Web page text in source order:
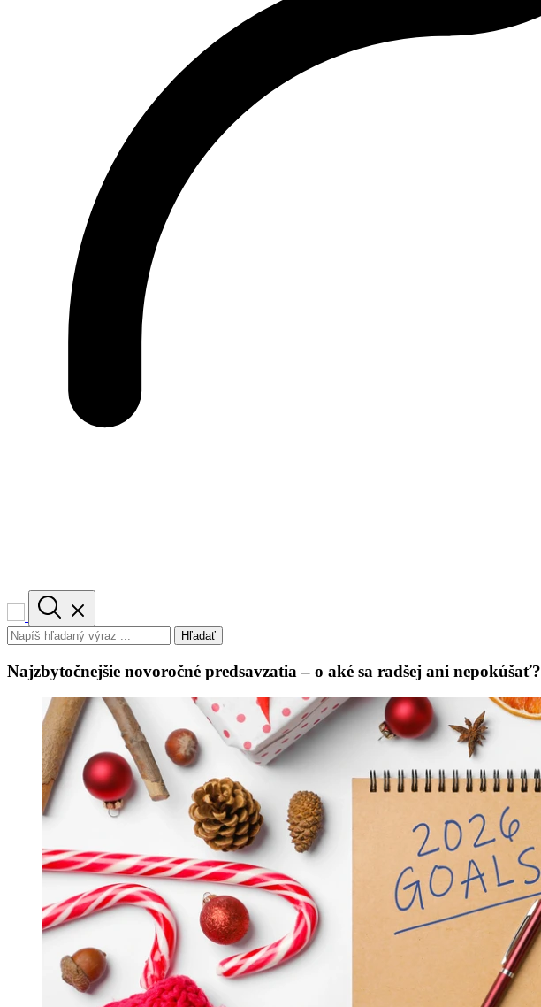
Hľadať
Najzbytočnejšie novoročné predsavzatia – o aké sa radšej ani nepokúšať?